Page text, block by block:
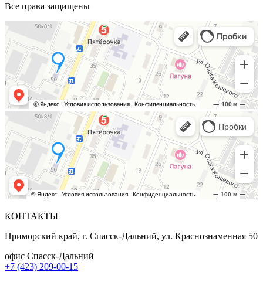
Все права защищены
КОНТАКТЫ
Приморский край, г. Спасск-Дальний, ул. Краснознаменная 50
офис Спасск-Дальний
+7 (423) 209-00-15